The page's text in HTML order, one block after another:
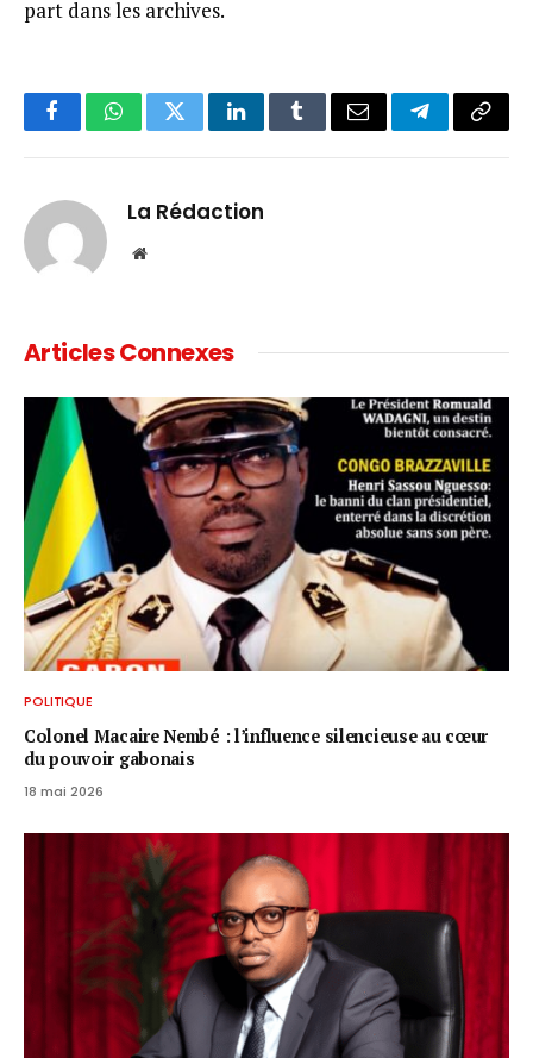
part dans les archives.
FacebookWhatsAppTwitterLinkedInTumblrEmail TelegramCopy
La Rédaction
Website
Articles Connexes
POLITIQUE
Colonel Macaire Nembé : l’influence silencieuse au cœur
du pouvoir gabonais
18 mai 2026